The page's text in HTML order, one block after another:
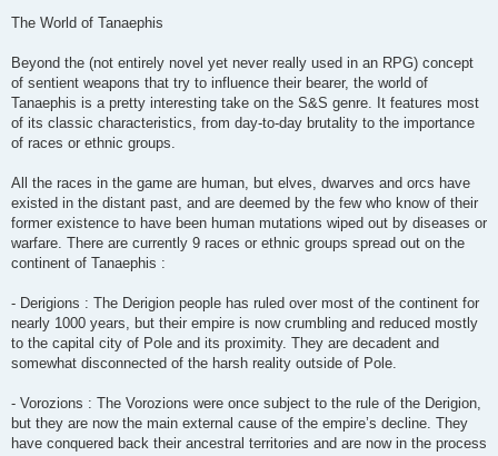
The World of Tanaephis
Beyond the (not entirely novel yet never really used in an RPG) concept
of sentient weapons that try to influence their bearer, the world of
Tanaephis is a pretty interesting take on the S&S genre. It features most
of its classic characteristics, from day-to-day brutality to the importance
of races or ethnic groups.
All the races in the game are human, but elves, dwarves and orcs have
existed in the distant past, and are deemed by the few who know of their
former existence to have been human mutations wiped out by diseases or
warfare. There are currently 9 races or ethnic groups spread out on the
continent of Tanaephis :
- Derigions : The Derigion people has ruled over most of the continent for
nearly 1000 years, but their empire is now crumbling and reduced mostly
to the capital city of Pole and its proximity. They are decadent and
somewhat disconnected of the harsh reality outside of Pole.
- Vorozions : The Vorozions were once subject to the rule of the Derigion,
but they are now the main external cause of the empire’s decline. They
have conquered back their ancestral territories and are now in the process